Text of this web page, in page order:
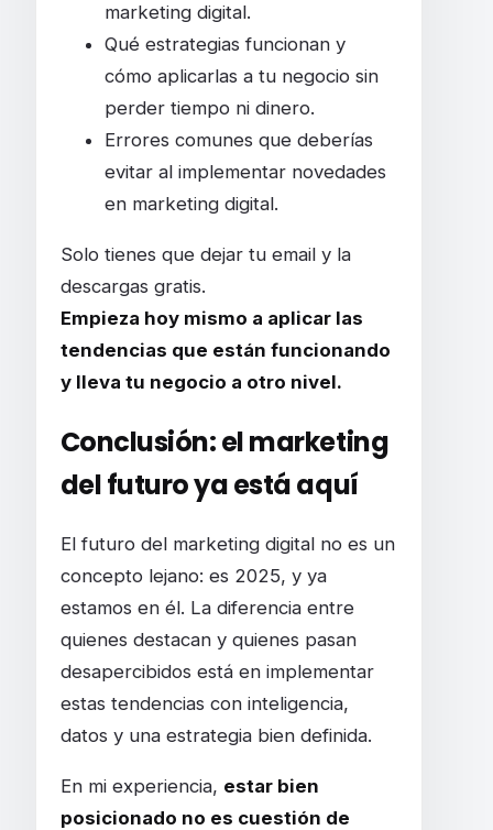
marketing digital.
Qué estrategias funcionan y
cómo aplicarlas a tu negocio sin
perder tiempo ni dinero.
Errores comunes que deberías
evitar al implementar novedades
en marketing digital.
Solo tienes que dejar tu email y la
descargas gratis.
Empieza hoy mismo a aplicar las
tendencias que están funcionando
y lleva tu negocio a otro nivel.
Conclusión: el marketing
del futuro ya está aquí
El futuro del marketing digital no es un
concepto lejano: es 2025, y ya
estamos en él. La diferencia entre
quienes destacan y quienes pasan
desapercibidos está en implementar
estas tendencias con inteligencia,
datos y una estrategia bien definida.
En mi experiencia, estar bien
posicionado no es cuestión de